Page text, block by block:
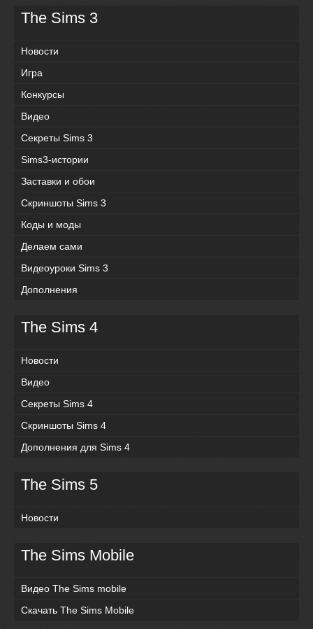
The Sims 3
Новости
Игра
Конкурсы
Видео
Секреты Sims 3
Sims3-истории
Заставки и обои
Скриншоты Sims 3
Коды и моды
Делаем сами
Видеоуроки Sims 3
Дополнения
The Sims 4
Новости
Видео
Секреты Sims 4
Скриншоты Sims 4
Дополнения для Sims 4
The Sims 5
Новости
The Sims Mobile
Видео The Sims mobile
Скачать The Sims Mobile